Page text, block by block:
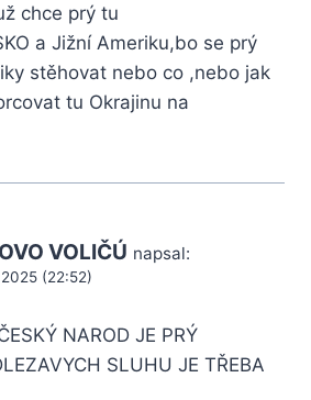
chce prý tu
a Jižní Ameriku,bo se prý
stěhovat nebo co ,nebo jak
tu Okrajinu na
VOLIČÚ napsal:
(22:52)
NAROD JE PRÝ
SLUHU JE TŘEBA